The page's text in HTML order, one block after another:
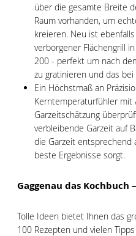
über die gesamte Breite
Raum vorhanden, um
kreieren. Neu ist
verborgener Flächengrill
200 - perfekt um nach
zu gratinieren und das
Ein Höchstmaß an
Kerntemperaturfühler mit
Garzeitschätzung
verbleibende Garzeit auf
die Garzeit entsprechend
beste Ergebnisse sorgt.
Gaggenau das
Tolle Ideen bietet Ihnen das
100 Rezepten und vielen